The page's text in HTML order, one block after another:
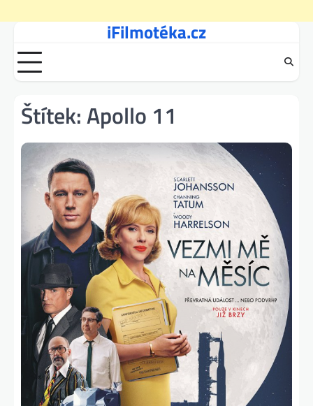
content
iFilmotéka.cz
Štítek:Apollo 11